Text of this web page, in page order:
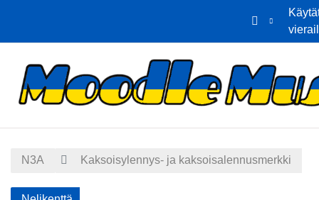
Etusivu Kalenteri
N3A Kaksoisylennys- ja kaksoisalennusmerkki